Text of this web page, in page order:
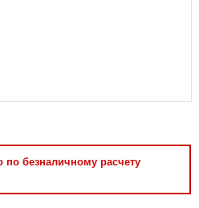
безналичному расчету